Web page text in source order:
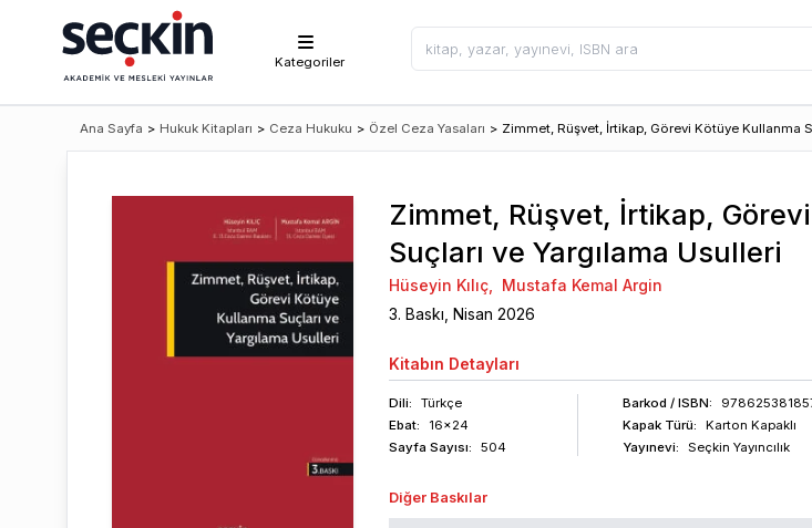
Kategoriler
Ana Sayfa > Hukuk Kitapları > Ceza Hukuku > Özel Ceza Yasaları > Zimmet, Rüşvet, İrtikap, Görevi Kötüye Kullanma
Zimmet, Rüşvet, İrtikap,
Suçları ve Yargılama Usulleri
Hüseyin Kılıç,
Mustafa Kemal Argin
3. Baskı, Nisan 2026
Kitabın Detayları
Dili:
Türkçe
Ebat:
16x24
Sayfa Sayısı: 504
Barkod / ISBN:
Kapak Türü:
Karton Kapaklı
Yayınevi:
Seçkin Yayıncılık
Diğer Baskılar